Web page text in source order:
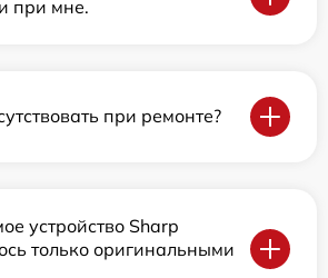
при мне.
при ремонте?
устройство Sharp
только оригинальными